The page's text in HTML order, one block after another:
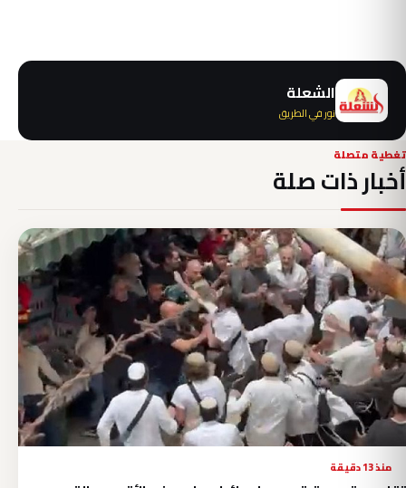
الشعلة
نور في الطريق
تغطية متصلة
أخبار ذات صلة
منذ 13 دقيقة